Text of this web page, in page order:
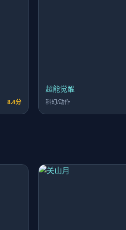
8.4分
超能觉醒
科幻/动作